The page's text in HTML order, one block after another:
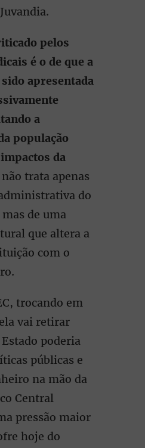
pelos
é o de que a
apresentada
a
população
da
não trata apenas
do
de uma
que altera a
com o
trocando em
vai retirar
poderia
públicas e
na mão da
Central
pressão maior
hoje do